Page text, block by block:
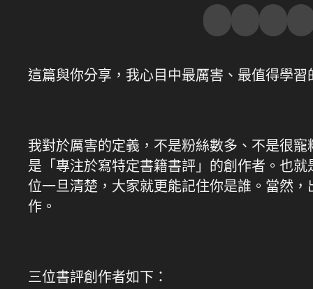
這篇與你分享，我心目中最厲害、最值得學
我對於厲害的定義，不是粉絲數多、不是很
是「專注於寫特定書籍書評」的創作者。也
位一旦清楚，大家就更能記住你是誰。當然
作。
三位書評創作者如下：